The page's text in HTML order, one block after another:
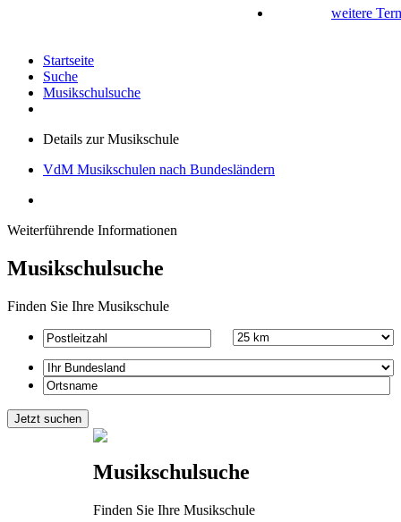
weitere
Startseite
Suche
Musikschulsuche
Details zur Musikschule
VdM Musikschulen nach Bundesländern
Weiterführende Informationen
Musikschulsuche
Finden Sie Ihre Musikschule
Musikschulsuche
Finden Sie Ihre Musikschule